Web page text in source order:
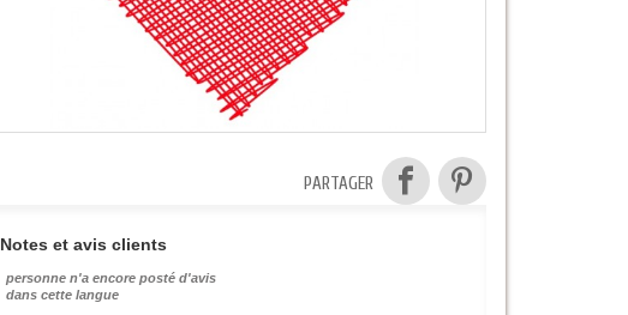
PARTAGER
Notes et avis clients
personne n'a encore posté d'avis
dans cette langue